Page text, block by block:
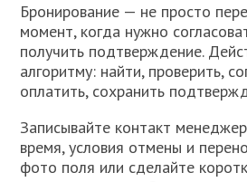
Бронирование — не просто
момент, когда нужно
получить подтверждение.
алгоритму: найти, проверить,
оплатить, сохранить
Записывайте контакт
время, условия отмены и
фото поля или сделайте